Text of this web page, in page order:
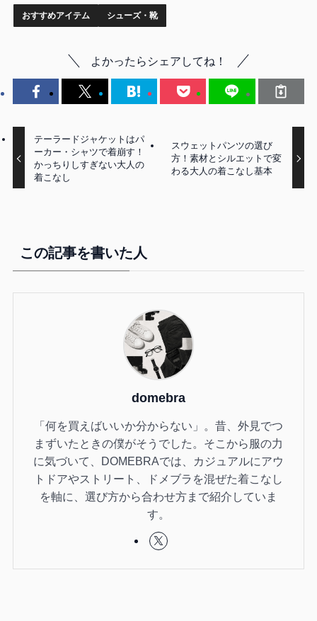
おすすめアイテム シューズ・靴
よかったらシェアしてね！
テーラードジャケットはパ
ーカー・シャツで着崩す！
かっちりしすぎない大人の
着こなし
スウェットパンツの選び
方！素材とシルエットで変
わる大人の着こなし基本
この記事を書いた人
domebra
「何を買えばいいか分からない」。昔、外見でつ
まずいたときの僕がそうでした。そこから服の力
に気づいて、DOMEBRAでは、カジュアルにアウ
トドアやストリート、ドメブラを混ぜた着こなし
を軸に、選び方から合わせ方まで紹介していま
す。